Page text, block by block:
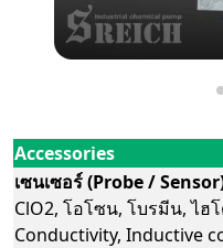
Accessories
เซนเซอร์ (Probe /
ClO2, โอโซน, โบรมีน, ไฮ
Conductivity, Inductive